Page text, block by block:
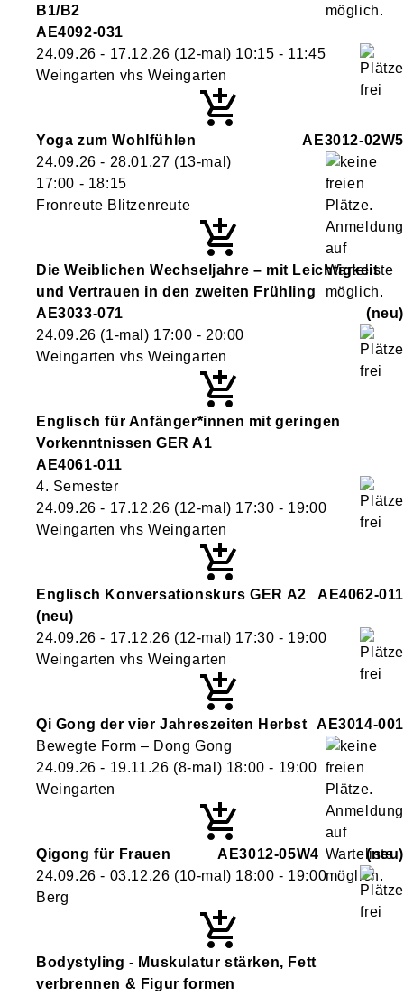
B1/B2
AE4092-031
24.09.26 - 17.12.26 (12-mal) 10:15 - 11:45
Weingarten vhs Weingarten
Yoga zum Wohlfühlen
AE3012-02W5
24.09.26 - 28.01.27 (13-mal)
17:00 - 18:15
Fronreute Blitzenreute
Die Weiblichen Wechseljahre – mit Leichtigkeit
und Vertrauen in den zweiten Frühling
AE3033-071
neu
24.09.26 (1-mal) 17:00 - 20:00
Weingarten vhs Weingarten
Englisch für Anfänger*innen mit geringen
Vorkenntnissen GER A1
AE4061-011
4. Semester
24.09.26 - 17.12.26 (12-mal) 17:30 - 19:00
Weingarten vhs Weingarten
Englisch Konversationskurs GER A2
AE4062-011
neu
24.09.26 - 17.12.26 (12-mal) 17:30 - 19:00
Weingarten vhs Weingarten
Qi Gong der vier Jahreszeiten Herbst
AE3014-001
Bewegte Form – Dong Gong
24.09.26 - 19.11.26 (8-mal) 18:00 - 19:00
Weingarten
Qigong für Frauen AE3012-05W4
neu
24.09.26 - 03.12.26 (10-mal) 18:00 - 19:00
Berg
Bodystyling - Muskulatur stärken, Fett
verbrennen & Figur formen